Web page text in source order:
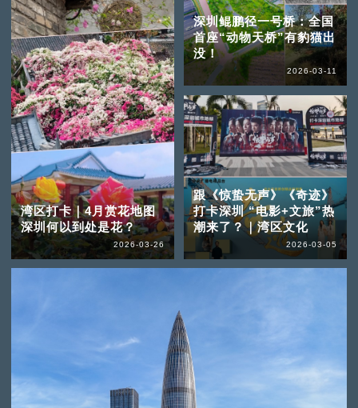
湾区打卡｜4月赏花地图
深圳何以到处是花？
2026-03-26
深圳鲲鹏径一号桥：全国
首座“动物天桥”有豹猫出
没！
2026-03-11
跟《惊蛰无声》《奇迹》
打卡深圳 “电影+文旅”热
潮来了？｜湾区文化
2026-03-05